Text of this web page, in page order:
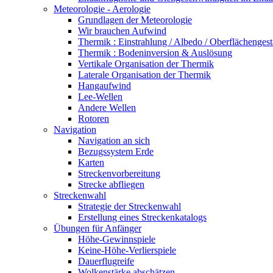
Meteorologie - Aerologie
Grundlagen der Meteorologie
Wir brauchen Aufwind
Thermik : Einstrahlung / Albedo /
Thermik : Bodeninversion & Auslösung
Vertikale Organisation der Thermik
Laterale Organisation der Thermik
Hangaufwind
Lee-Wellen
Andere Wellen
Rotoren
Navigation
Navigation an sich
Bezugssystem Erde
Karten
Streckenvorbereitung
Strecke abfliegen
Streckenwahl
Strategie der Streckenwahl
Erstellung eines Streckenkatalogs
Übungen für Anfänger
Höhe-Gewinnspiele
Keine-Höhe-Verlierspiele
Dauerflugreife